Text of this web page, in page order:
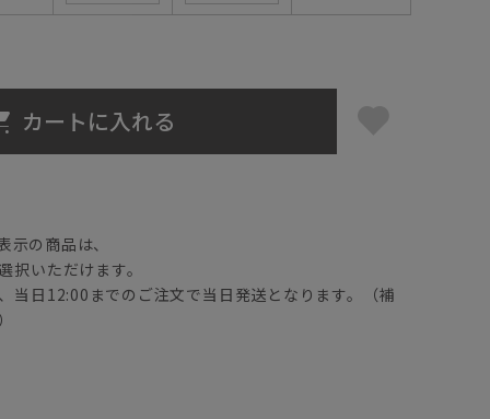
カートに入れる
示の商品は、
択いただけます。
当日12:00までのご注文で当日発送となります。（補